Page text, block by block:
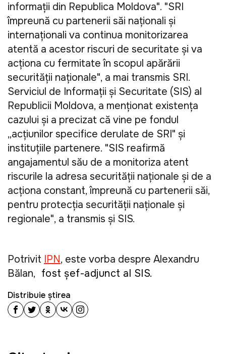
informații din Republica Moldova". "SRI
împreună cu partenerii săi naționali și
internaționali va continua monitorizarea
atentă a acestor riscuri de securitate și va
acționa cu fermitate în scopul apărării
securității naționale", a mai transmis SRI.
Serviciul de Informații și Securitate (SIS) al
Republicii Moldova, a menționat existența
cazului și a precizat că vine pe fondul
„acțiunilor specifice derulate de SRI" și
instituțiile partenere. "SIS reafirmă
angajamentul său de a monitoriza atent
riscurile la adresa securității naționale și de a
acționa constant, împreună cu partenerii săi,
pentru protecția securității naționale și
regionale", a transmis și SIS.
Potrivit IPN, este vorba despre Alexandru
Bălan, fost șef-adjunct al SIS.
Distribuie știrea